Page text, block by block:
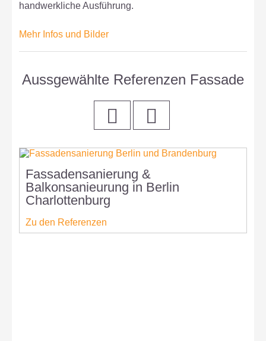
handwerkliche Ausführung.
Mehr Infos und Bilder
Aussgewählte Referenzen Fassade
Fassadensanierung &
Balkonsanieurung in Berlin
Charlottenburg
Zu den Referenzen